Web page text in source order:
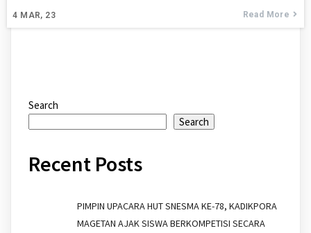
4 MAR, 23 Read More
Search
Search
Recent Posts
PIMPIN UPACARA HUT SNESMA KE-78, KADIKPORA
MAGETAN AJAK SISWA BERKOMPETISI SECARA